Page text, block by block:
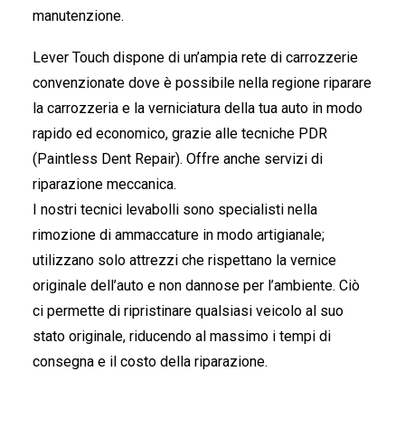
manutenzione.
Lever Touch dispone di un’ampia rete di carrozzerie
convenzionate dove è possibile nella regione riparare
la carrozzeria e la verniciatura della tua auto in modo
rapido ed economico, grazie alle tecniche PDR
(Paintless Dent Repair). Offre anche servizi di
riparazione meccanica.
I nostri tecnici levabolli sono specialisti nella
rimozione di ammaccature in modo artigianale;
utilizzano solo attrezzi che rispettano la vernice
originale dell’auto e non dannose per l’ambiente. Ciò
ci permette di ripristinare qualsiasi veicolo al suo
stato originale, riducendo al massimo i tempi di
consegna e il costo della riparazione.